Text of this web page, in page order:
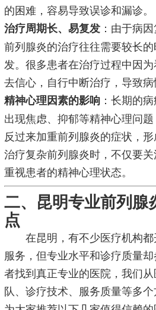
的困难，容易导致误诊和漏诊。
治疗周期长、易复发 ：由于病
前列腺炎的治疗往往需要较长
发。很多患者在治疗过程中因
去信心，自行中断治疗，导致病
精神心理因素的影响 ：长期的
出现焦虑、抑郁等精神心理问
反过来加重前列腺炎的症状，
治疗复杂前列腺炎时，不仅要
重视患者的精神心理状态。
二、昆明专业前列腺
点
在昆明，有不少医疗机构
服务，但专业水平和诊疗质量
者找到真正专业的医院，我们
队、诊疗技术、服务质量等多